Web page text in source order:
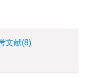
文献(8)